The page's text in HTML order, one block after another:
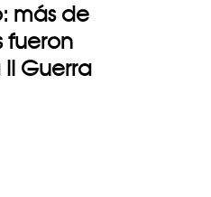
más de
fueron
Guerra